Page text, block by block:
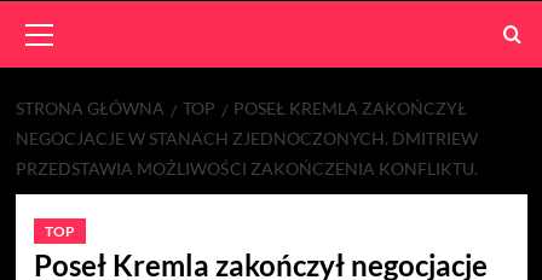
Menu
STRONA GŁÓWNA TOP
POSEŁ KREMLA ZAKOŃCZYŁ
NEGOCJACJE W STANACH ZJEDNOCZONYCH. DMITRIEW
PRZEDSTAWIA MOŻLIWOŚCI ZAKOŃCZENIA KONFLIKTU.
TOP
Poseł Kremla zakończył negocjacje